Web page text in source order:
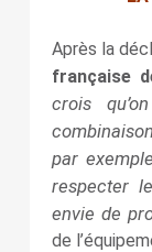
Après la
française
crois
par
respecter
envie de
de